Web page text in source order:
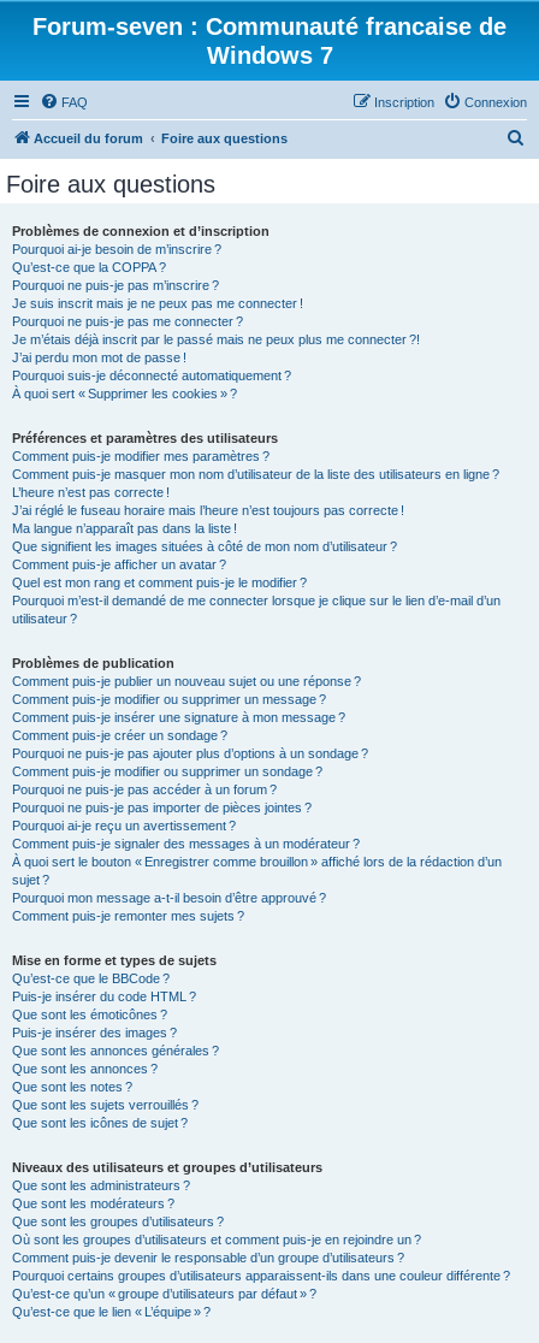
Forum-seven : Communauté francaise de
Windows 7
FAQ Connexion
Inscription
Accueil du forum Foire aux questions
Foire aux questions
Problèmes de connexion et d’inscription
Pourquoi ai-je besoin de m’inscrire ?
Qu’est-ce que la COPPA ?
Pourquoi ne puis-je pas m’inscrire ?
Je suis inscrit mais je ne peux pas me connecter !
Pourquoi ne puis-je pas me connecter ?
Je m’étais déjà inscrit par le passé mais ne peux plus me connecter ?!
J’ai perdu mon mot de passe !
Pourquoi suis-je déconnecté automatiquement ?
À quoi sert « Supprimer les cookies » ?
Préférences et paramètres des utilisateurs
Comment puis-je modifier mes paramètres ?
Comment puis-je masquer mon nom d’utilisateur de la liste des utilisateurs en ligne ?
L’heure n’est pas correcte !
J’ai réglé le fuseau horaire mais l’heure n’est toujours pas correcte !
Ma langue n’apparaît pas dans la liste !
Que signifient les images situées à côté de mon nom d’utilisateur ?
Comment puis-je afficher un avatar ?
Quel est mon rang et comment puis-je le modifier ?
Pourquoi m’est-il demandé de me connecter lorsque je clique sur le lien d’e-mail d’un
utilisateur ?
Problèmes de publication
Comment puis-je publier un nouveau sujet ou une réponse ?
Comment puis-je modifier ou supprimer un message ?
Comment puis-je insérer une signature à mon message ?
Comment puis-je créer un sondage ?
Pourquoi ne puis-je pas ajouter plus d’options à un sondage ?
Comment puis-je modifier ou supprimer un sondage ?
Pourquoi ne puis-je pas accéder à un forum ?
Pourquoi ne puis-je pas importer de pièces jointes ?
Pourquoi ai-je reçu un avertissement ?
Comment puis-je signaler des messages à un modérateur ?
À quoi sert le bouton « Enregistrer comme brouillon » affiché lors de la rédaction d’un
sujet ?
Pourquoi mon message a-t-il besoin d’être approuvé ?
Comment puis-je remonter mes sujets ?
Mise en forme et types de sujets
Qu’est-ce que le BBCode ?
Puis-je insérer du code HTML ?
Que sont les émoticônes ?
Puis-je insérer des images ?
Que sont les annonces générales ?
Que sont les annonces ?
Que sont les notes ?
Que sont les sujets verrouillés ?
Que sont les icônes de sujet ?
Niveaux des utilisateurs et groupes d’utilisateurs
Que sont les administrateurs ?
Que sont les modérateurs ?
Que sont les groupes d’utilisateurs ?
Où sont les groupes d’utilisateurs et comment puis-je en rejoindre un ?
Comment puis-je devenir le responsable d’un groupe d’utilisateurs ?
Pourquoi certains groupes d’utilisateurs apparaissent-ils dans une couleur différente ?
Qu’est-ce qu’un « groupe d’utilisateurs par défaut » ?
Qu’est-ce que le lien « L’équipe » ?